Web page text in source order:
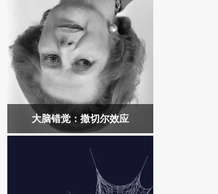
大脑错觉：撒切尔效应